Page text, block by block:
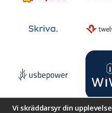
Vi skräddarsyr din upplevelse